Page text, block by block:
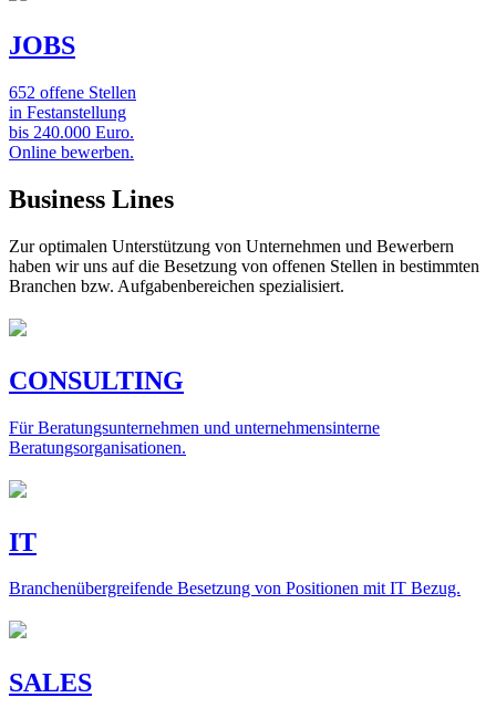
JOBS
652 offene Stellen
in Festanstellung
bis 240.000 Euro.
Online bewerben.
Business Lines
Zur optimalen Unterstützung von Unternehmen und Bewerbern
haben wir uns auf die Besetzung von offenen Stellen in bestimmten
Branchen bzw. Aufgabenbereichen spezialisiert.
CONSULTING
Für Beratungsunternehmen und unternehmensinterne
Beratungsorganisationen.
IT
Branchenübergreifende Besetzung von Positionen mit IT Bezug.
SALES